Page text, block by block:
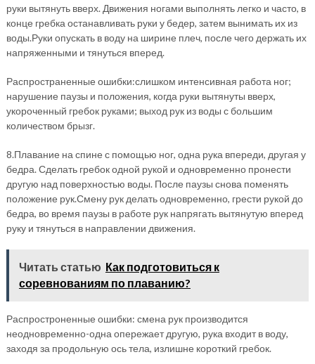
руки вытянуть вверх. Движения ногами выполнять легко и часто, в
конце гребка останавливать руки у бедер, затем вынимать их из
воды.Руки опускать в воду на ширине плеч, после чего держать их
напряженными и тянуться вперед.
Распространенные ошибки:слишком интенсивная работа ног;
нарушение паузы и положения, когда руки вытянуты вверх,
укороченный гребок руками; выход рук из воды с большим
количеством брызг.
8.Плавание на спине с помощью ног, одна рука впереди, другая у
бедра. Сделать гребок одной рукой и одновременно пронести
другую над поверхностью воды. После паузы снова поменять
положение рук.Смену рук делать одновременно, грести рукой до
бедра, во время паузы в работе рук напрягать вытянутую вперед
руку и тянуться в направлении движения.
Читать статью Как подготовиться к
соревнованиям по плаванию?
Распростроненные ошибки: смена рук производится
неодновременно-одна опережает другую, рука входит в воду,
заходя за продольную ось тела, излишне короткий гребок.